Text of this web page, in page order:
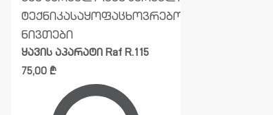
ტექნიკასაყოფაცხოვრებო
ნივთები
ყავის აპარატი Raf R.115
75,00 ₾